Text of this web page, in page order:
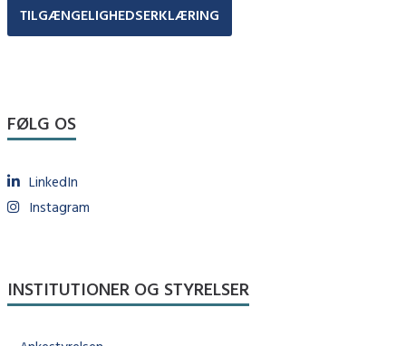
TILGÆNGELIGHEDSERKLÆRING
FØLG OS
LinkedIn
Instagram
INSTITUTIONER OG STYRELSER